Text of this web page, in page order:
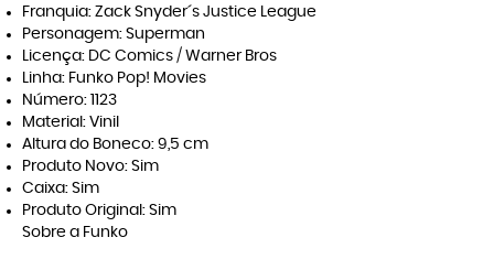
Franquia: Zack Snyder´s Justice League
Personagem: Superman
Licença: DC Comics / Warner Bros
Linha: Funko Pop! Movies
Número: 1123
Material: Vinil
Altura do Boneco: 9,5 cm
Produto Novo: Sim
Caixa: Sim
Produto Original: Sim
Sobre a Funko